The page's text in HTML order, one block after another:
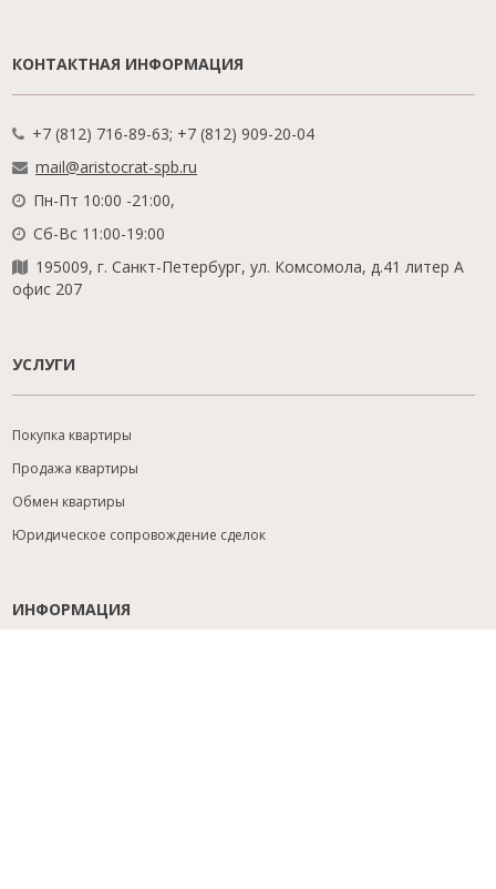
КОНТАКТНАЯ ИНФОРМАЦИЯ
+7 (812) 716-89-63; +7 (812) 909-20-04
mail@aristocrat-spb.ru
Пн-Пт 10:00 -21:00,
Сб-Вс 11:00-19:00
195009, г. Санкт-Петербург, ул. Комсомола, д.41 литер А
офис 207
УСЛУГИ
Покупка квартиры
Продажа квартиры
Обмен квартиры
Юридическое сопровождение сделок
ИНФОРМАЦИЯ